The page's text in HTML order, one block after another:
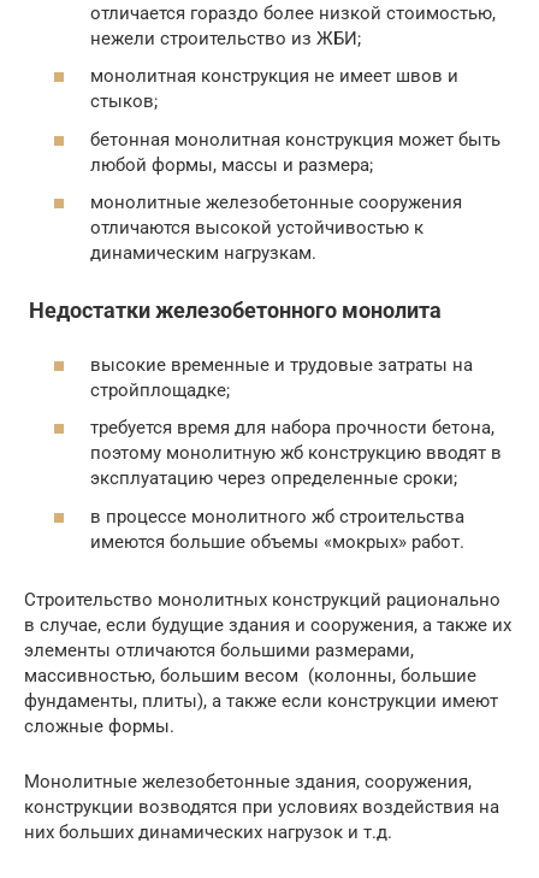
отличается гораздо более низкой стоимостью,
нежели строительство из ЖБИ;
монолитная конструкция не имеет швов и
стыков;
бетонная монолитная конструкция может быть
любой формы, массы и размера;
монолитные железобетонные сооружения
отличаются высокой устойчивостью к
динамическим нагрузкам.
Недостатки железобетонного монолита
высокие временные и трудовые затраты на
стройплощадке;
требуется время для набора прочности бетона,
поэтому монолитную жб конструкцию вводят в
эксплуатацию через определенные сроки;
в процессе монолитного жб строительства
имеются большие объемы «мокрых» работ.
Строительство монолитных конструкций рационально
в случае, если будущие здания и сооружения, а также их
элементы отличаются большими размерами,
массивностью, большим весом (колонны, большие
фундаменты, плиты), а также если конструкции имеют
сложные формы.
Монолитные железобетонные здания, сооружения,
конструкции возводятся при условиях воздействия на
них больших динамических нагрузок и т.д.